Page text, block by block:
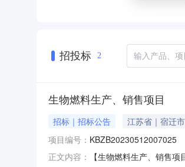
招投标 2
生物燃料生产、销售项目
招标｜招标公告
江苏省｜宿迁
项目编号： KBZB20230512007025
正文内容：
【生物燃料生产、销售